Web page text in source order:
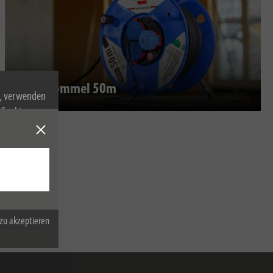
verwenden
zu.
akzeptieren
Kabeltrommel 50m